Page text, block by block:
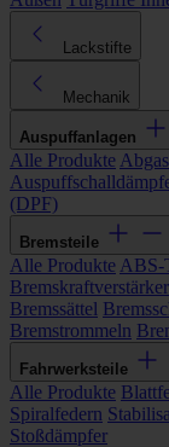
Lackstifte
Mechanik
Auspuffanlagen
Alle Produkte
(DPF)
Bremsteile
Alle Produkte ABS-
Bremskraftverstärker
Bremssättel
Bremstrommeln
Fahrwerksteile
Alle Produkte
Spiralfedern
Stoßdämpfer